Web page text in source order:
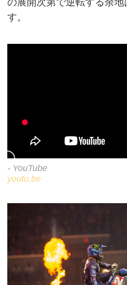
す。
- YouTube
youtu.be